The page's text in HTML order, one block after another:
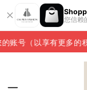
您信赖
号（以享有更多的积